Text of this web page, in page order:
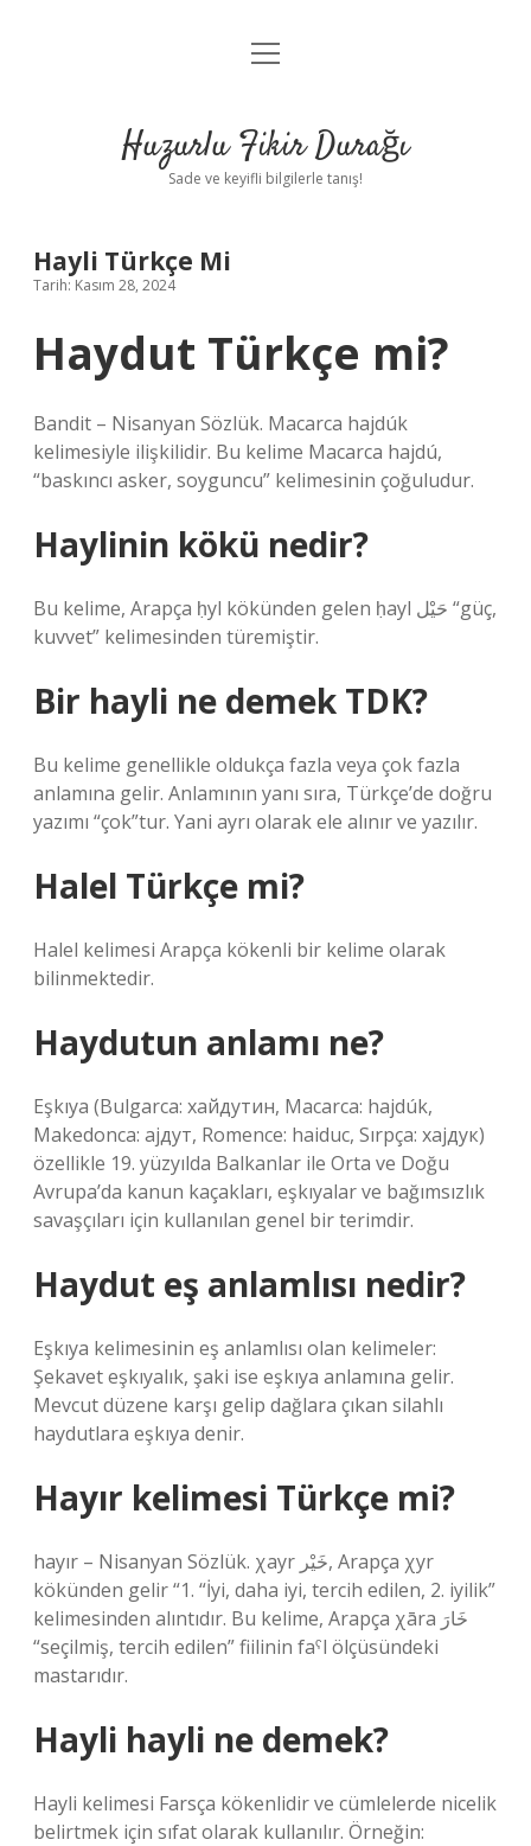
Anasayfa
Yasal Uyarı
menüyü
Huzurlu Fikir Durağı
Sade ve keyifli bilgilerle tanış!
Hayli Türkçe Mi
Tarih: Kasım 28, 2024
Haydut Türkçe mi?
Bandit – Nisanyan Sözlük. Macarca hajdúk
kelimesiyle ilişkilidir. Bu kelime Macarca hajdú,
“baskıncı asker, soyguncu” kelimesinin çoğuludur.
Haylinin kökü nedir?
Bu kelime, Arapça ḥyl kökünden gelen ḥayl حَيْل “güç,
kuvvet” kelimesinden türemiştir.
Bir hayli ne demek TDK?
Bu kelime genellikle oldukça fazla veya çok fazla
anlamına gelir. Anlamının yanı sıra, Türkçe’de doğru
yazımı “çok”tur. Yani ayrı olarak ele alınır ve yazılır.
Halel Türkçe mi?
Halel kelimesi Arapça kökenli bir kelime olarak
bilinmektedir.
Haydutun anlamı ne?
Eşkıya (Bulgarca: хайдутин, Macarca: hajdúk,
Makedonca: ајдут, Romence: haiduc, Sırpça: хајдук)
özellikle 19. yüzyılda Balkanlar ile Orta ve Doğu
Avrupa’da kanun kaçakları, eşkıyalar ve bağımsızlık
savaşçıları için kullanılan genel bir terimdir.
Haydut eş anlamlısı nedir?
Eşkıya kelimesinin eş anlamlısı olan kelimeler:
Şekavet eşkıyalık, şaki ise eşkıya anlamına gelir.
Mevcut düzene karşı gelip dağlara çıkan silahlı
haydutlara eşkıya denir.
Hayır kelimesi Türkçe mi?
hayır – Nisanyan Sözlük. χayr خَيْر, Arapça χyr
kökünden gelir “1. “İyi, daha iyi, tercih edilen, 2. iyilik”
kelimesinden alıntıdır. Bu kelime, Arapça χāra خَارَ
“seçilmiş, tercih edilen” fiilinin faˁl ölçüsündeki
mastarıdır.
Hayli hayli ne demek?
Hayli kelimesi Farsça kökenlidir ve cümlelerde nicelik
belirtmek için sıfat olarak kullanılır. Örneğin: